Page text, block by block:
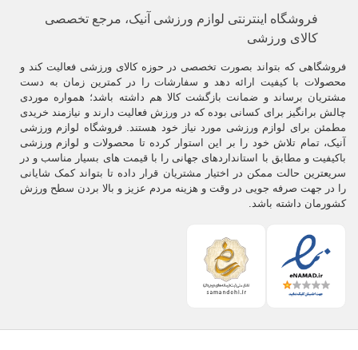
فروشگاه اینترنتی لوازم ورزشی آنیک، مرجع تخصصی
کالای ورزشی
فروشگاهی که بتواند بصورت تخصصی در حوزه کالای ورزشی فعالیت کند و
محصولات با کیفیت ارائه دهد و سفارشات را در کمترین زمان به دست
مشتریان برساند و ضمانت بازگشت کالا هم داشته باشد؛ همواره موردی
چالش برانگیز برای کسانی بوده که در ورزش فعالیت دارند و نیازمند خریدی
مطمئن برای لوازم ورزشی مورد نیاز خود هستند. فروشگاه لوازم ورزشی
آنیک، تمام تلاش خود را بر این استوار کرده تا محصولات و لوازم ورزشی
باکیفیت و مطابق با استانداردهای جهانی را با قیمت های بسیار مناسب و در
سریعترین حالت ممکن در اختیار مشتریان قرار داده تا بتواند کمک شایانی
را در جهت صرفه جویی در وقت و هزینه مردم عزیز و بالا بردن سطح ورزش
کشورمان داشته باشد.